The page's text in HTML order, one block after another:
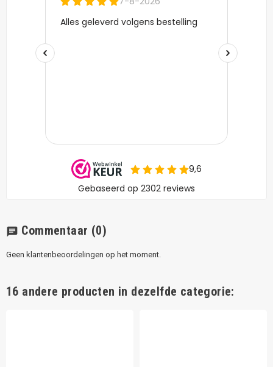
chat Commentaar (0)
Geen klantenbeoordelingen op het moment.
16 andere producten in dezelfde categorie: